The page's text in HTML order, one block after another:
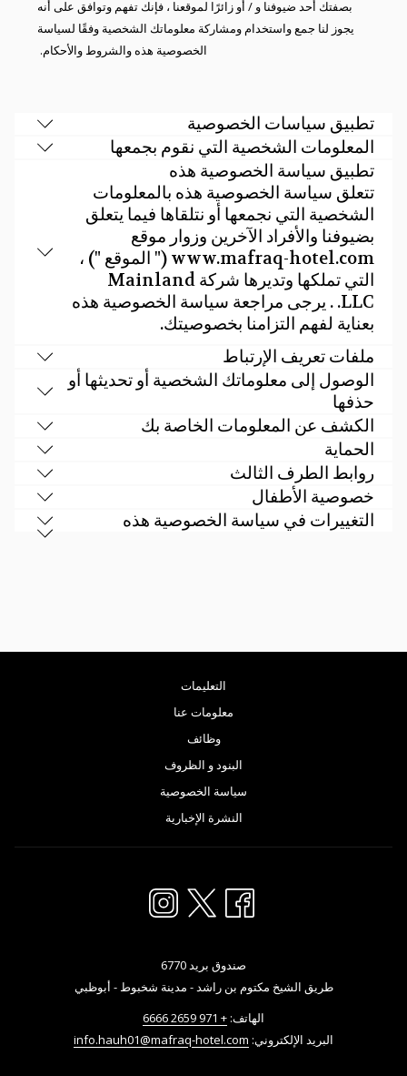
بصفتك أحد ضيوفنا و / أو زائرًا لموقعنا ، فإنك تفهم وتوافق على أنه
يجوز لنا جمع واستخدام ومشاركة معلوماتك الشخصية وفقًا لسياسة
الخصوصية هذه والشروط والأحكام.
تطبيق سياسات الخصوصية
المعلومات الشخصية التي نقوم بجمعها
تطبيق سياسة الخصوصية هذه
تتعلق سياسة الخصوصية هذه بالمعلومات
الشخصية التي نجمعها أو نتلقاها فيما يتعلق
بضيوفنا والأفراد الآخرين وزوار موقع
www.mafraq-hotel.com (" الموقع ") ،
التي تملكها وتديرها شركة Mainland
LLC. . يرجى مراجعة سياسة الخصوصية هذه
بعناية لفهم التزامنا بخصوصيتك.
ملفات تعريف الإرتباط
الوصول إلى معلوماتك الشخصية أو تحديثها أو
حذفها
الكشف عن المعلومات الخاصة بك
الحماية
روابط الطرف الثالث
خصوصية الأطفال
التغييرات في سياسة الخصوصية هذه
التعليمات
معلومات عنا
وظائف
البنود و الظروف
سياسة الخصوصية
النشرة الإخبارية
صندوق بريد 6770
طريق الشيخ مكتوم بن راشد - مدينة شخبوط - أبوظبي
الهاتف: + 971 2659 6666
البريد الإلكتروني: info.hauh01@mafraq-hotel.com